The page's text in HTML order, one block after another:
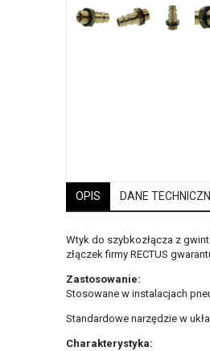
OPIS DANE
Wtyk do szybkozłącza z
złączek firmy RECTUS
Zastosowanie:
Stosowane w instalacjach
Standardowe narzędzie w
Charakterystyka: